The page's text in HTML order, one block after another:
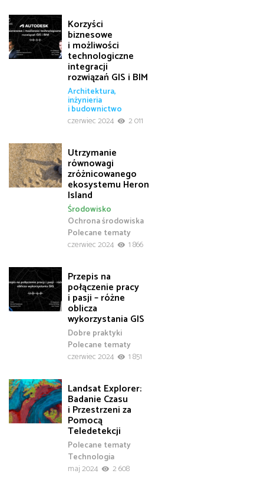
Korzyści
biznesowe
i możliwości
technologiczne
integracji
rozwiązań GIS i BIM
Architektura,
inżynieria
i budownictwo
czerwiec 2024
2 011
Utrzymanie
równowagi
zróżnicowanego
ekosystemu Heron
Island
Ochrona środowiska
Polecane tematy
Środowisko
czerwiec 2024 1 866
Przepis na
połączenie pracy
i pasji – różne
oblicza
wykorzystania GIS
Dobre praktyki
Polecane tematy
czerwiec 2024
1 851
Landsat Explorer:
Badanie Czasu
i Przestrzeni za
Pomocą
Teledetekcji
Polecane tematy
Technologia
maj 2024
2 608